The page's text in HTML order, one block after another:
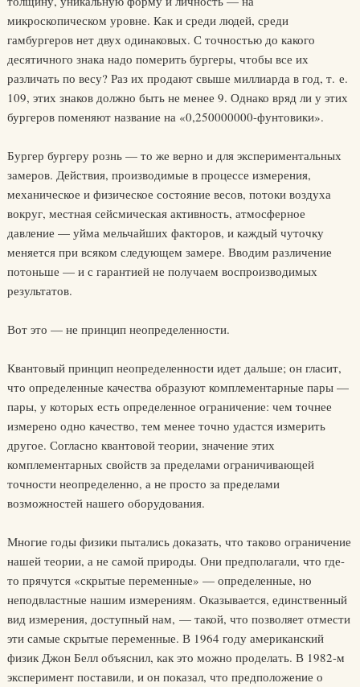
микроскопическом уровне. Как и среди людей, среди
гамбургеров нет двух одинаковых. С точностью до какого
десятичного знака надо померить бургеры, чтобы все их
различать по весу? Раз их продают свыше миллиарда в год, т. е.
109, этих знаков должно быть не менее 9. Однако вряд ли у этих
бургеров поменяют название на «0,250000000-фунтовики».
Бургер бургеру рознь — то же верно и для экспериментальных
замеров. Действия, производимые в процессе измерения,
механическое и физическое состояние весов, потоки воздуха
вокруг, местная сейсмическая активность, атмосферное
давление — уйма мельчайших факторов, и каждый чуточку
меняется при всяком следующем замере. Вводим различение
потоньше — и с гарантией не получаем воспроизводимых
результатов.
Вот это — не принцип неопределенности.
Квантовый принцип неопределенности идет дальше; он гласит,
что определенные качества образуют комплементарные пары —
пары, у которых есть определенное ограничение: чем точнее
измерено одно качество, тем менее точно удастся измерить
другое. Согласно квантовой теории, значение этих
комплементарных свойств за пределами ограничивающей
точности неопределенно, а не просто за пределами
возможностей нашего оборудования.
Многие годы физики пытались доказать, что таково ограничение
нашей теории, а не самой природы. Они предполагали, что где-
то прячутся «скрытые переменные» — определенные, но
неподвластные нашим измерениям. Оказывается, единственный
вид измерения, доступный нам, — такой, что позволяет отмести
эти самые скрытые переменные. В 1964 году американский
физик Джон Белл объяснил, как это можно проделать. В 1982-м
эксперимент поставили, и он показал, что предположение о